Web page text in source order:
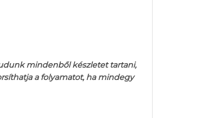
mindenből készletet tartani,
a folyamatot, ha mindegy